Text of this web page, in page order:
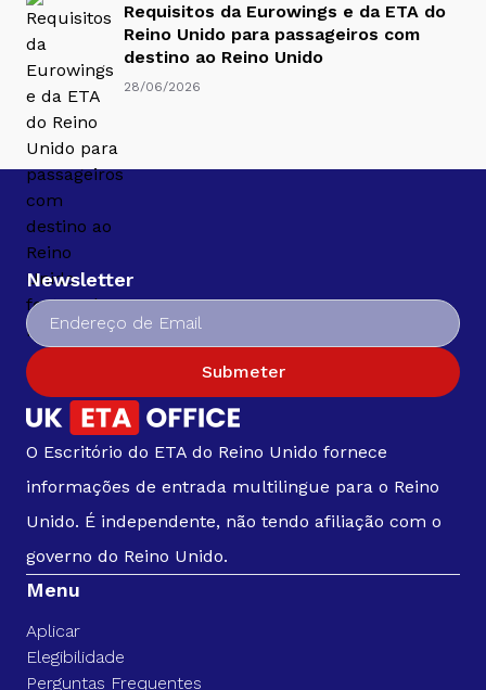
Requisitos da Eurowings e da ETA do
Reino Unido para passageiros com
destino ao Reino Unido
28/06/2026
Newsletter
Submeter
O Escritório do ETA do Reino Unido fornece
informações de entrada multilingue para o Reino
Unido. É independente, não tendo afiliação com o
governo do Reino Unido.
Menu
Aplicar
Elegibilidade
Perguntas Frequentes